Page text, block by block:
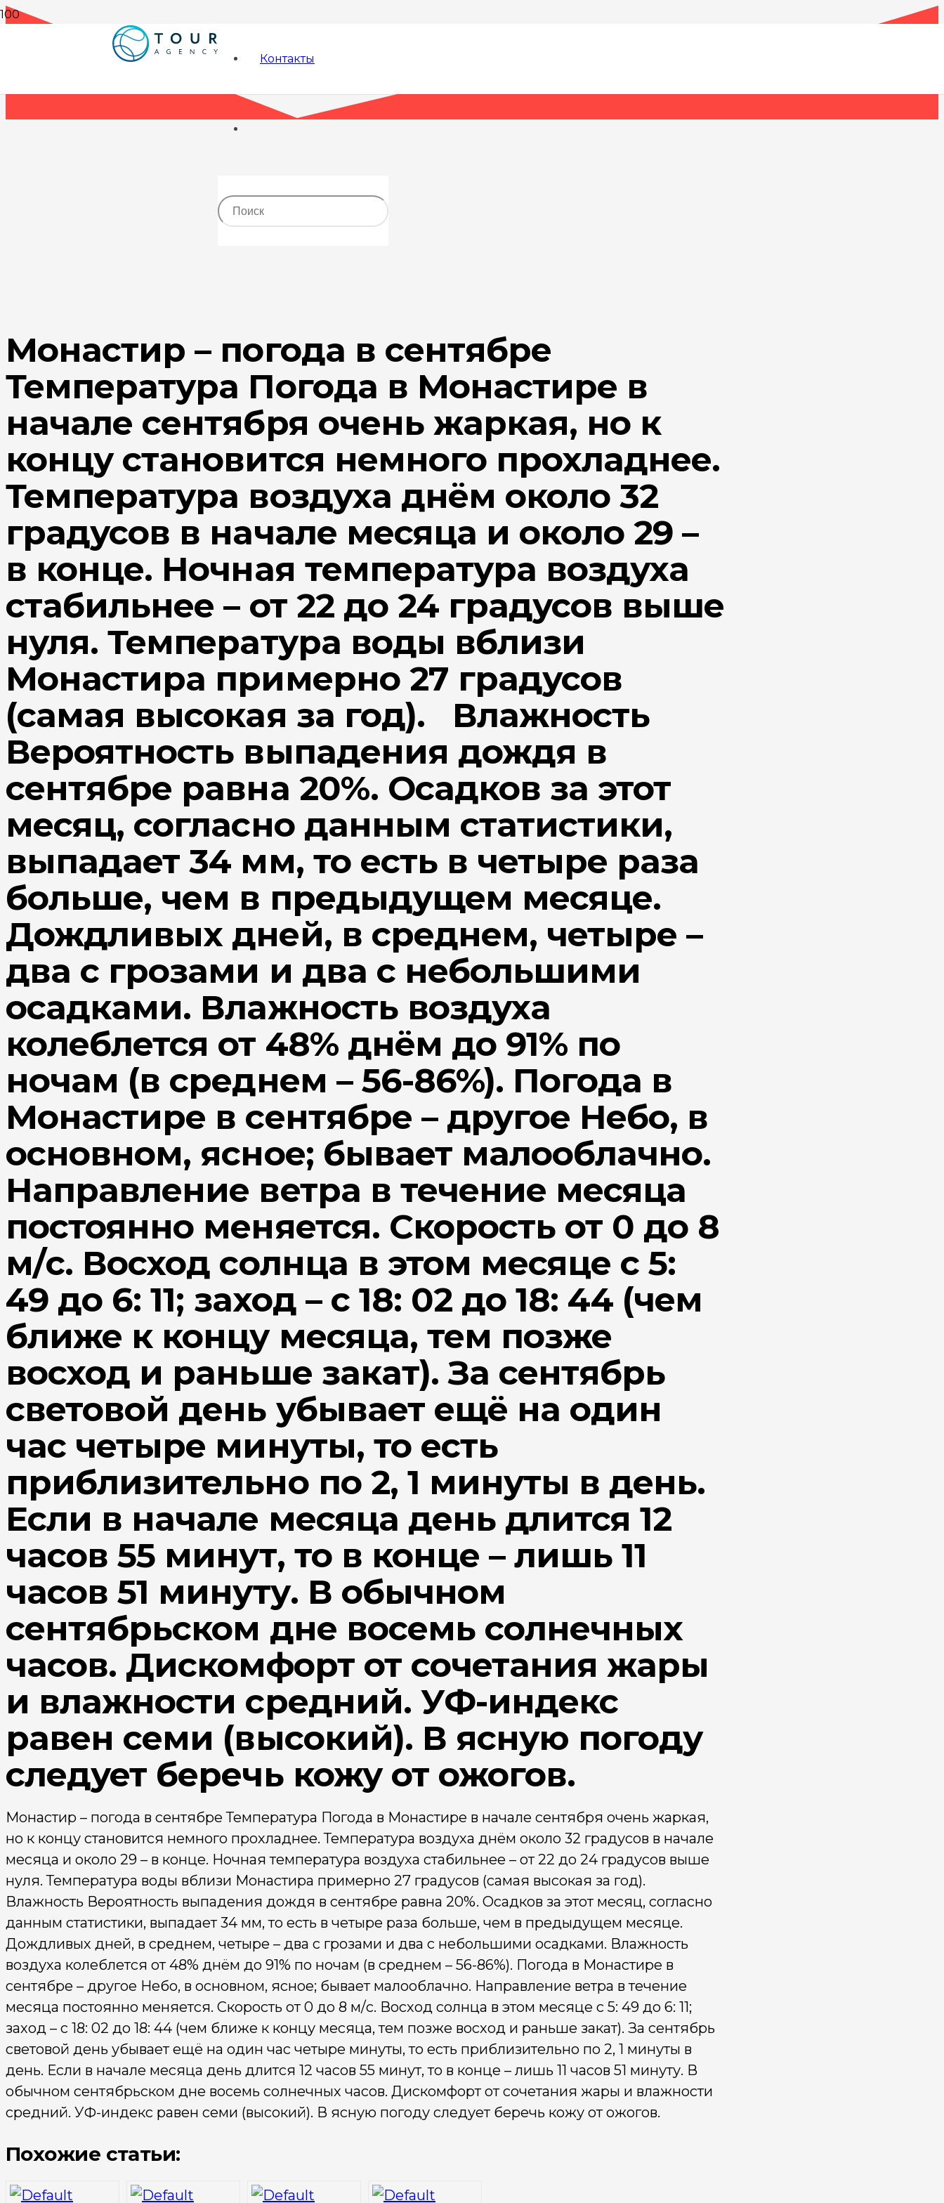
Контакты
Монастир – погода в сентябре
Температура Погода в Монастире в
начале сентября очень жаркая, но к
концу становится немного прохладнее.
Температура воздуха днём около 32
градусов в начале месяца и около 29 –
в конце. Ночная температура воздуха
стабильнее – от 22 до 24 градусов выше
нуля. Температура воды вблизи
Монастира примерно 27 градусов
(самая высокая за год). Влажность
Вероятность выпадения дождя в
сентябре равна 20%. Осадков за этот
месяц, согласно данным статистики,
выпадает 34 мм, то есть в четыре раза
больше, чем в предыдущем месяце.
Дождливых дней, в среднем, четыре –
два с грозами и два с небольшими
осадками. Влажность воздуха
колеблется от 48% днём до 91% по
ночам (в среднем – 56-86%). Погода в
Монастире в сентябре – другое Небо, в
основном, ясное; бывает малооблачно.
Направление ветра в течение месяца
постоянно меняется. Скорость от 0 до 8
м/с. Восход солнца в этом месяце с 5:
49 до 6: 11; заход – с 18: 02 до 18: 44 (чем
ближе к концу месяца, тем позже
восход и раньше закат). За сентябрь
световой день убывает ещё на один
час четыре минуты, то есть
приблизительно по 2, 1 минуты в день.
Если в начале месяца день длится 12
часов 55 минут, то в конце – лишь 11
часов 51 минуту. В обычном
сентябрьском дне восемь солнечных
часов. Дискомфорт от сочетания жары
и влажности средний. УФ-индекс
равен семи (высокий). В ясную погоду
следует беречь кожу от ожогов.
Монастир – погода в сентябре Температура Погода в Монастире в начале сентября очень жаркая,
но к концу становится немного прохладнее. Температура воздуха днём около 32 градусов в начале
месяца и около 29 – в конце. Ночная температура воздуха стабильнее – от 22 до 24 градусов выше
нуля. Температура воды вблизи Монастира примерно 27 градусов (самая высокая за год).
Влажность Вероятность выпадения дождя в сентябре равна 20%. Осадков за этот месяц, согласно
данным статистики, выпадает 34 мм, то есть в четыре раза больше, чем в предыдущем месяце.
Дождливых дней, в среднем, четыре – два с грозами и два с небольшими осадками. Влажность
воздуха колеблется от 48% днём до 91% по ночам (в среднем – 56-86%). Погода в Монастире в
сентябре – другое Небо, в основном, ясное; бывает малооблачно. Направление ветра в течение
месяца постоянно меняется. Скорость от 0 до 8 м/с. Восход солнца в этом месяце с 5: 49 до 6: 11;
заход – с 18: 02 до 18: 44 (чем ближе к концу месяца, тем позже восход и раньше закат). За сентябрь
световой день убывает ещё на один час четыре минуты, то есть приблизительно по 2, 1 минуты в
день. Если в начале месяца день длится 12 часов 55 минут, то в конце – лишь 11 часов 51 минуту. В
обычном сентябрьском дне восемь солнечных часов. Дискомфорт от сочетания жары и влажности
средний. УФ-индекс равен семи (высокий). В ясную погоду следует беречь кожу от ожогов.
Похожие статьи: